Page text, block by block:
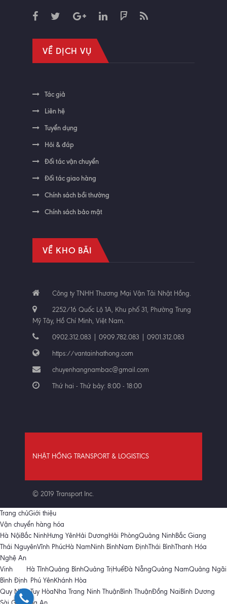
VỀ DỊCH VỤ
Tác giả
Liên hệ
Tuyển dụng
Hỏi & đáp
Đối tác vận chuyển
Đối tác giao hàng
Chính sách bồi thường
Chính sách bảo mật
VỀ KHO BÃI
Công ty TNHH Thương Mại Vận Tải Nhật Hồng.
2252/16 Quốc Lộ 1A, Khu phố 31, Phường Trung
Mỹ Tây, Hồ Chí Minh, Việt Nam.
0902.312.083 | 0909.782.083 | 0901.312.083
https://vantainhathong.com
chuyenhangnambac@gmail.com
Thứ hai - Thứ bảy: 8:00 - 18:00
NHẬT HỒNG TRANSPORT & LOGISTICS
© 2019 Transport Inc.
Trang chủGiới thiệu
Vận chuyển hàng hóa
Hà Nội Bắc NinhHưng YênHải Dương Hải PhòngQuảng NinhBắc Giang
Thái NguyênVĩnh PhúcHà NamNinh BìnhNam ĐịnhThái BìnhThanh Hóa
Nghệ An
Vinh
Hà TĩnhQuảng BìnhQuảng Trị HuếĐà NẵngQuảng NamQuảng Ngãi
Bình Định
Quy Nhơn
Phú Yên
Tuy Hòa
Khánh Hòa
Nha Trang Ninh ThuậnBình ThuậnĐồng Nai Bình Dương